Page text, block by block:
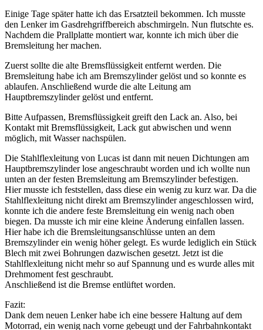
Einige Tage später hatte ich das Ersatzteil bekommen. Ich musste
den Lenker im Gasdrehgriffbereich abschmirgeln. Nun flutschte es.
Nachdem die Prallplatte montiert war, konnte ich mich über die
Bremsleitung her machen.
Zuerst sollte die alte Bremsflüssigkeit entfernt werden. Die
Bremsleitung habe ich am Bremszylinder gelöst und so konnte es
ablaufen. Anschließend wurde die alte Leitung am
Hauptbremszylinder gelöst und entfernt.
Bitte Aufpassen, Bremsflüssigkeit greift den Lack an. Also, bei
Kontakt mit Bremsflüssigkeit, Lack gut abwischen und wenn
möglich, mit Wasser nachspülen.
Die Stahlflexleitung von Lucas ist dann mit neuen Dichtungen am
Hauptbremszylinder lose angeschraubt worden und ich wollte nun
unten an der festen Bremsleitung am Bremszylinder befestigen.
Hier musste ich feststellen, dass diese ein wenig zu kurz war. Da die
Stahlflexleitung nicht direkt am Bremszylinder angeschlossen wird,
konnte ich die andere feste Bremsleitung ein wenig nach oben
biegen. Da musste ich mir eine kleine Änderung einfallen lassen.
Hier habe ich die Bremsleitungsanschlüsse unten an dem
Bremszylinder ein wenig höher gelegt. Es wurde lediglich ein Stück
Blech mit zwei Bohrungen dazwischen gesetzt. Jetzt ist die
Stahlflexleitung nicht mehr so auf Spannung und es wurde alles mit
Drehmoment fest geschraubt.
Anschließend ist die Bremse entlüftet worden.
Fazit:
Dank dem neuen Lenker habe ich eine bessere Haltung auf dem
Motorrad, ein wenig nach vorne gebeugt und der Fahrbahnkontakt